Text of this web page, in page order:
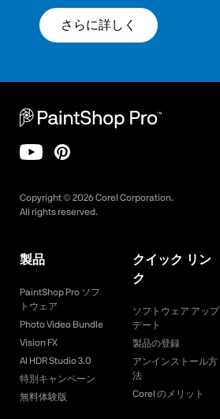
さらに詳しく
Copyright © 2026Corel Corporation.
All rights reserved.
製品
PaintShop Pro ソフ
トウェア
Photo Video Bundle
Vision FX
AI HDR Studio 3.0
特別キャンペーン
無料体験版
クイック リン
ク
ソフトウェア アップ
デート
製品の登録
アンインストール方
法
Corel のメリット